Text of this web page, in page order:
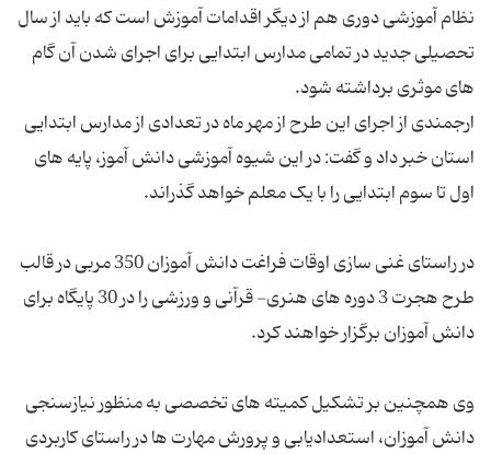
نظام آموزشی دوری هم از دیگر اقدامات آموزش است که باید از سال
تحصیلی جدید در تمامی مدارس ابتدایی برای اجرای شدن آن گام
ارجمندی از اجرای این طرح از مهر ماه در تعدادی از مدارس ابتدایی
استان خبر داد و گفت: در این شیوه آموزشی دانش آموز، پایه های
در راستای غنی سازی اوقات فراغت دانش آموزان 350 مربی در قالب
طرح هجرت 3 دوره های هنری- قرآنی و ورزشی را در 30 پایگاه برای
وی همچنین بر تشکیل کمیته های تخصصی به منظور نیازسنجی
دانش آموزان، استعدادیابی و پرورش مهارت ها در راستای کاربردی